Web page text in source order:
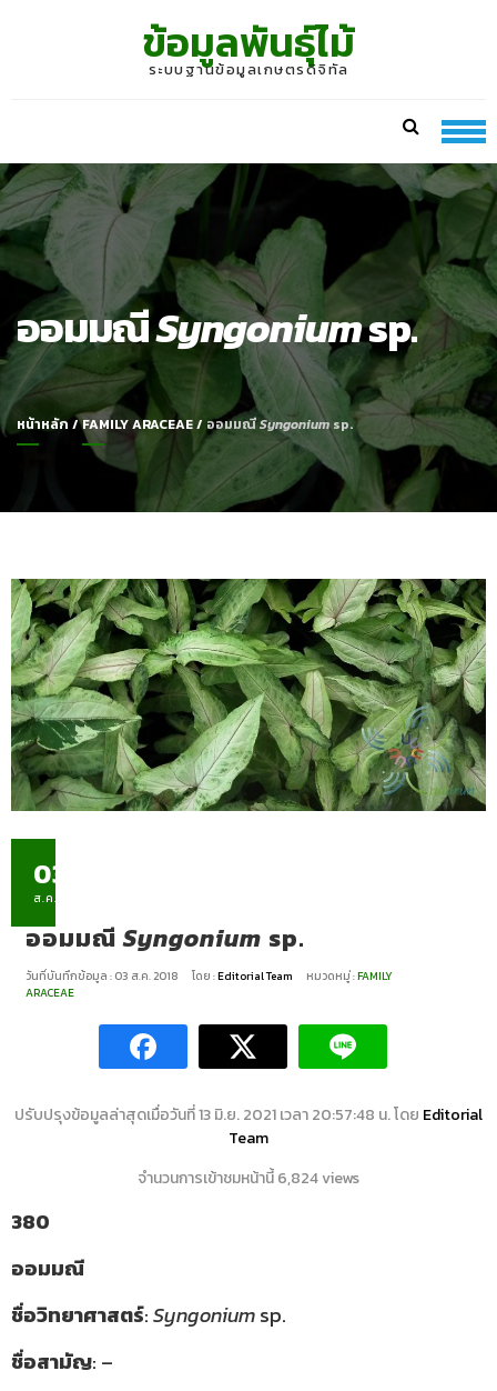
ข้อมูลพันธุ์ไม้
ระบบฐานข้อมูลเกษตรดิจิทัล
ออมมณีSyngoniumsp.
หน้าหลัก/FAMILY ARACEAE/ ออมมณีSyngoniumsp.
03
ส.ค.
ออมมณีSyngonium sp.
วันที่บันทึกข้อมูล : 03 ส.ค. 2018 โดย :Editorial Team หมวดหมู่ :FAMILY
ARACEAE
ปรับปรุงข้อมูลล่าสุดเมื่อวันที่ 13 มิ.ย. 2021 เวลา 20:57:48 น. โดย Editorial
Team
จำนวนการเข้าชมหน้านี้ 6,824 views
380
ออมมณี
ชื่อวิทยาศาสตร์:Syngoniumsp.
ชื่อสามัญ: –